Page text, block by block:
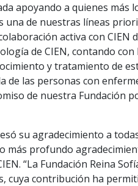
apoyando a quienes más
de nuestras líneas
activa con CIEN
de CIEN, contando
y tratamiento de
de las personas con
de nuestra Fundación
su agradecimiento a
más profundo
“La Fundación Reina
cuya contribución ha